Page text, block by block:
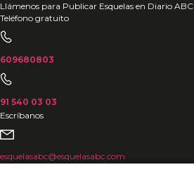
Ir
al
contenido
Llámenos para Publicar Esquelas en Diario ABC
Teléfono gratuito
609680803
91 540 03 03
Escríbanos
esquelasabc@esquelasabc.com